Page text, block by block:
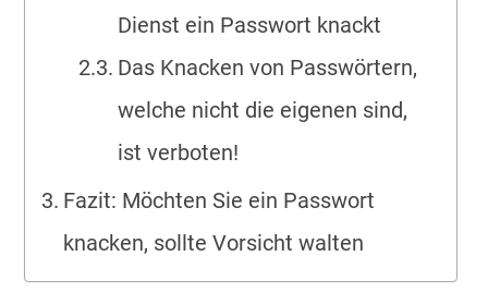
Dienst ein Passwort knackt
Das Knacken von Passwörtern,
welche nicht die eigenen sind,
ist verboten!
Fazit: Möchten Sie ein Passwort
knacken, sollte Vorsicht walten